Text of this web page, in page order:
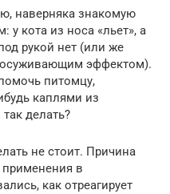
наверняка знакомую
у кота из носа «льет», а
рукой нет (или же
эффектом).
питомцу,
каплями из
делать?
не стоит. Причина
применения в
как отреагирует